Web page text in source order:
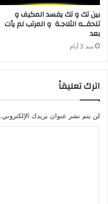
‬بعد‭ ‬
منذ 3 أيام
اترك تعليقاً
لن يتم نشر عنوان بريدك الإلكتروني.